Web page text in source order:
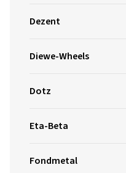
Dezent
Diewe-Wheels
Dotz
Eta-Beta
Fondmetal